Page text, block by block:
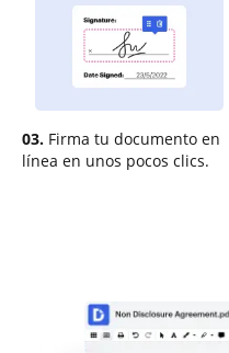
03. Firma tu documento en
línea en unos pocos clics.